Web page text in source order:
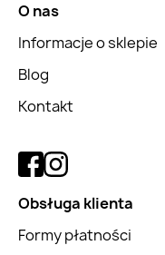
O nas
Informacje o sklepie
Blog
Kontakt
Obsługa klienta
Formy płatności